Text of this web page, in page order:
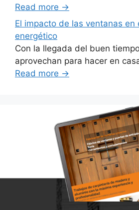
Read more →
El impacto de las ventanas en
energético
Con la llegada del buen
aprovechan para hacer en
Read more →